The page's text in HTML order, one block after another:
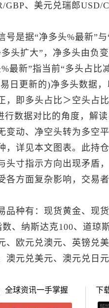
、 美元兑瑞郎USD/
号是据“净多头%最新”
头扩大”，净多头由负
最新”指当前“多头占比
日更新的)净多头数据
，即多头占比＞空头占
行数据对比的角度，解
变动、净空头转为多空
，详见本文图表。此持
头寸指示方向出现矛盾
各方面复杂影响，交易
品种有： 现货黄金、 现
数、纳斯达克100、道琼
、欧元兑澳元、 英镑兑
澳元兑美元、澳元兑日
全球资讯一手掌握 下